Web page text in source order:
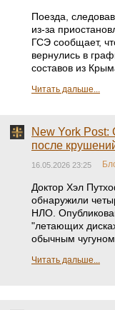
Поезда,
из-за
ГСЭ сообщает,
вернулись в
составов из
Читать дальше...
New York
после
16.05.2026 23:25
Доктор Хэл
обнаружили
НЛО.
"летающих
обычным чугуном.
Читать дальше...